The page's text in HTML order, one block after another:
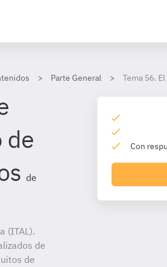
Parte General Tema 56.
de
de
(ITAL).
de
de
Con